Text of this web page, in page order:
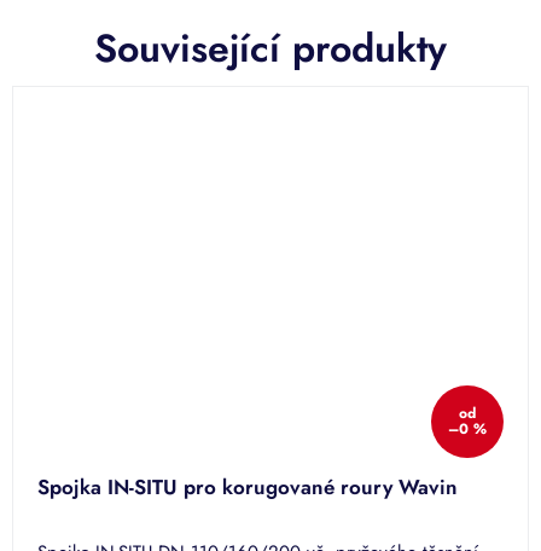
Související produkty
od
–0 %
Spojka IN-SITU pro korugované roury Wavin